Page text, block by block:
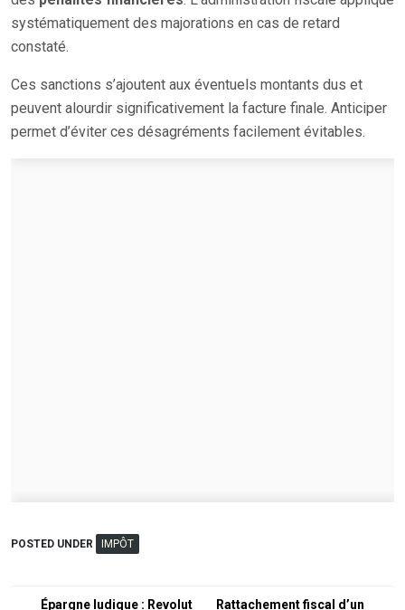
systématiquement des majorations en cas de retard
constaté.
Ces sanctions s’ajoutent aux éventuels montants dus et
peuvent alourdir significativement la facture finale. Anticiper
permet d’éviter ces désagréments facilement évitables.
POSTED UNDER IMPÔT
Épargne ludique : Revolut Rattachement fiscal d’un